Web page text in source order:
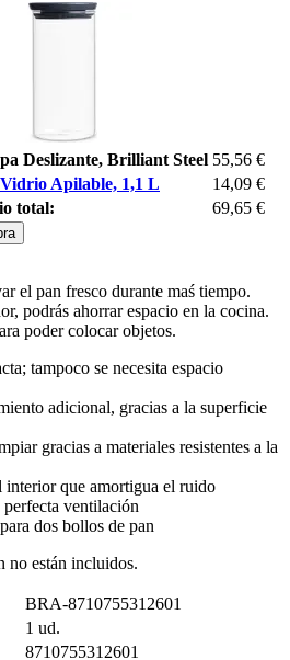
Deslizante, Brilliant Steel 55,56 €
Apilable, 1,1 L
14,09 €
total:
69,65 €
el pan fresco durante maś tiempo.
podrás ahorrar espacio en la cocina.
poder colocar objetos.
tampoco se necesita espacio
adicional, gracias a la superficie
gracias a materiales resistentes a la
interior que amortigua el ruido
perfecta ventilación
dos bollos de pan
no están incluidos.
BRA-8710755312601
1 ud.
8710755312601